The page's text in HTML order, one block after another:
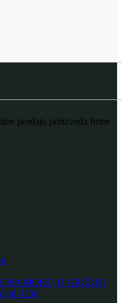
prodaju proizvoda firme
NA MORE, U GRČKU!
od 415€